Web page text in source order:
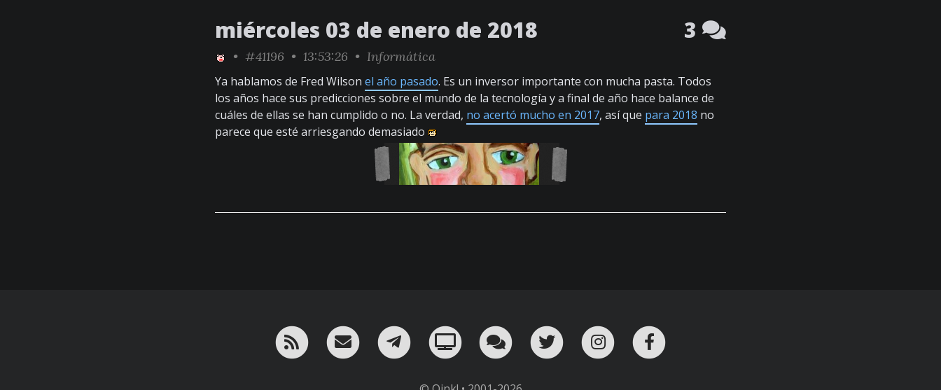
miércoles 03 de enero de 2018 3
• #41196 • 13:53:26 • Informática
Ya hablamos de Fred Wilson el año pasado. Es un inversor importante con mucha pasta. Todos
los años hace sus predicciones sobre el mundo de la tecnología y a final de año hace balance de
cuáles de ellas se han cumplido o no. La verdad, no acertó mucho en 2017, así que para 2018 no
parece que esté arriesgando demasiado
RSS ¡Mándame un email!
¡Nuestro canal en Telegram!
Oink! TV Charla con nosotros en Telegram
Twitter Instagram